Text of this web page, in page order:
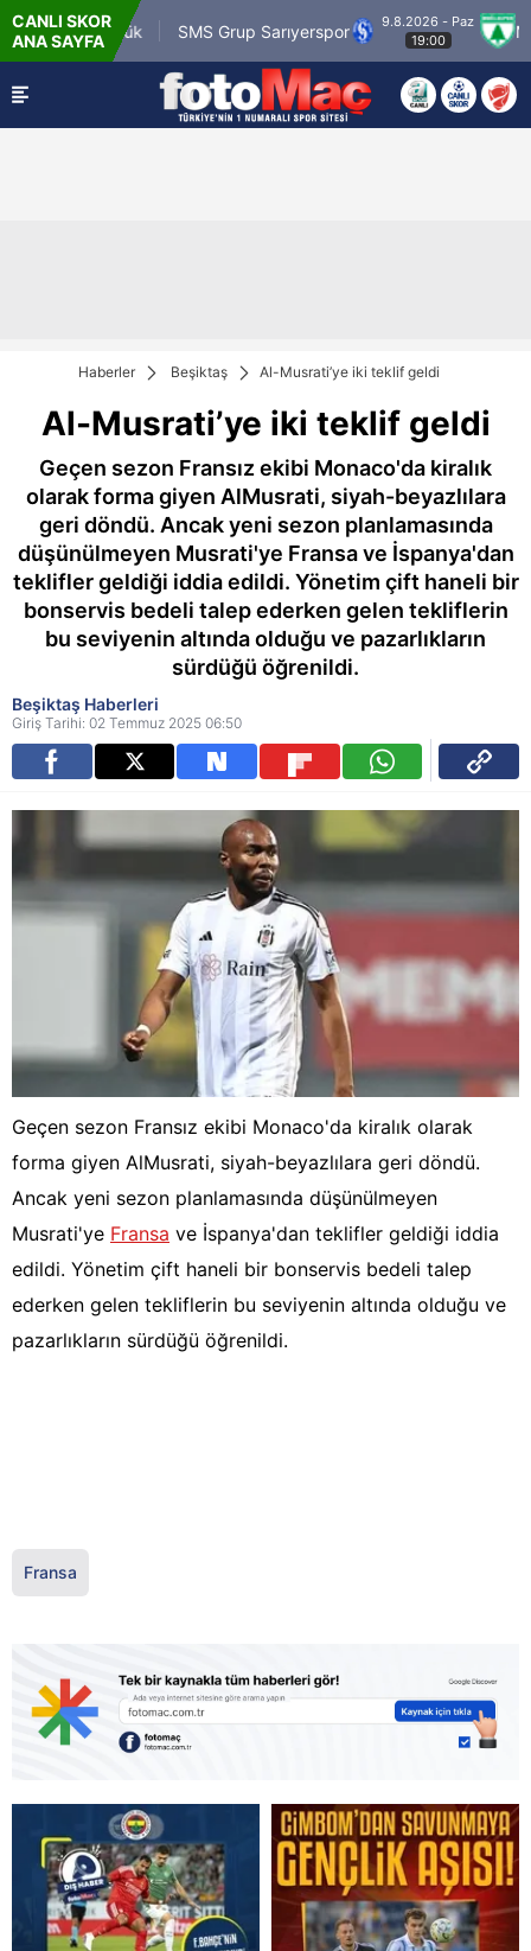
CANLI SKOR
ANA SAYFA
Karagümrük SMS Grup Sarıyerspor
9.8.2026 - Paz
Haberler Beşiktaş Al-Musrati’ye iki teklif geldi
Al-Musrati’ye iki teklif geldi
Geçen sezon Fransız ekibi Monaco'da kiralık
olarak forma giyen AlMusrati, siyah-beyazlılara
geri döndü. Ancak yeni sezon planlamasında
düşünülmeyen Musrati'ye Fransa ve İspanya'dan
teklifler geldiği iddia edildi. Yönetim çift haneli bir
bonservis bedeli talep ederken gelen tekliflerin
bu seviyenin altında olduğu ve pazarlıkların
sürdüğü öğrenildi.
Beşiktaş Haberleri
Giriş Tarihi: 02 Temmuz 2025 06:50
Geçen sezon Fransız ekibi Monaco'da kiralık olarak
forma giyen AlMusrati, siyah-beyazlılara geri döndü.
Ancak yeni sezon planlamasında düşünülmeyen
Musrati'ye Fransa ve İspanya'dan teklifler geldiği iddia
edildi. Yönetim çift haneli bir bonservis bedeli talep
ederken gelen tekliflerin bu seviyenin altında olduğu ve
pazarlıkların sürdüğü öğrenildi.
Fransa